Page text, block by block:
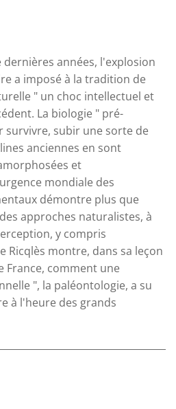
années, l'explosion
a imposé à la tradition de
" un choc intellectuel et
La biologie " pré-
survivre, subir une sorte de
anciennes en sont
et
mondiale des
démontre plus que
approches naturalistes, à
y compris
Ricqlès montre, dans sa leçon
France, comment une
", la paléontologie, a su
à l'heure des grands